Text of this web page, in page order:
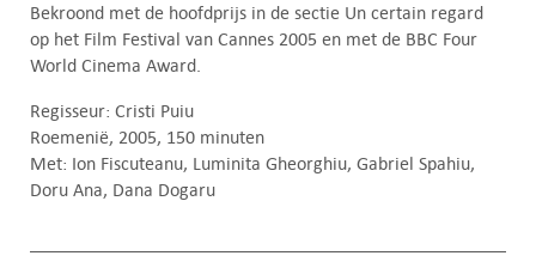
Bekroond met de hoofdprijs in de sectie Un certain regard
op het Film Festival van Cannes 2005 en met de BBC Four
World Cinema Award.
Regisseur: Cristi Puiu
Roemenië, 2005, 150 minuten
Met: Ion Fiscuteanu, Luminita Gheorghiu, Gabriel Spahiu,
Doru Ana, Dana Dogaru